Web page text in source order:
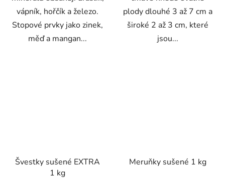
vápník, hořčík a železo.
Stopové prvky jako zinek,
měď a mangan...
plody dlouhé 3 až 7 cm a
široké 2 až 3 cm, které
jsou...
Švestky sušené EXTRA
1 kg
Meruňky sušené 1 kg